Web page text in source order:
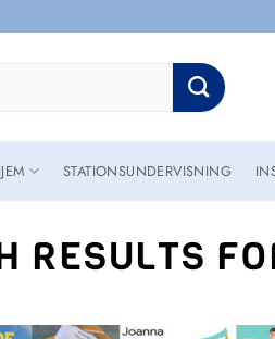
STATIONSUNDERVISNING
RESULTS